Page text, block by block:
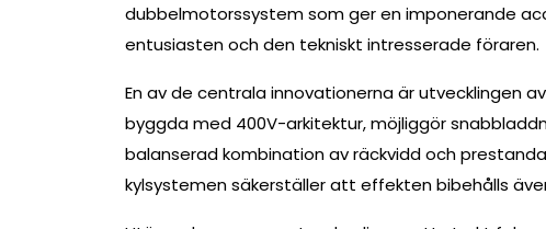
dubbelmotorssystem som ger en imponerande
entusiasten och den tekniskt intresserade föraren.
En av de centrala innovationerna är utvecklingen
byggda med 400V-arkitektur, möjliggör
balanserad kombination av räckvidd och
kylsystemen säkerställer att effekten bibehålls